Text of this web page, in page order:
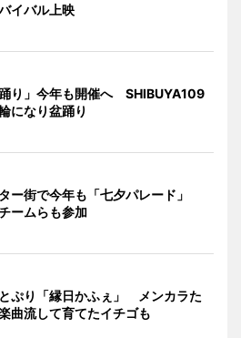
イバル上映
踊り」今年も開催へ SHIBUYA109
になり盆踊り
ー街で今年も「七夕パレード」
ームらも参加
ぷり「縁日かふぇ」 メンカラた
曲流して育てたイチゴも